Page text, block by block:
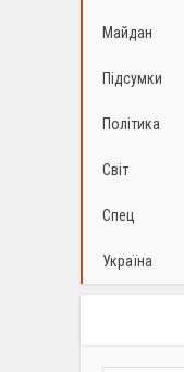
Майдан
Підсумки
Політика
Світ
Спец
Україна